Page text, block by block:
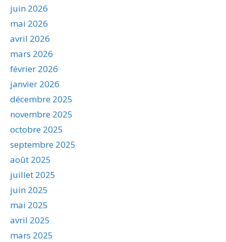
juin 2026
mai 2026
avril 2026
mars 2026
février 2026
janvier 2026
décembre 2025
novembre 2025
octobre 2025
septembre 2025
août 2025
juillet 2025
juin 2025
mai 2025
avril 2025
mars 2025